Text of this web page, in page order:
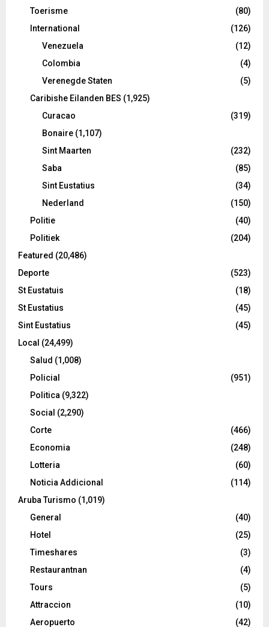
Toerisme
(80)
International
(126)
Venezuela
(12)
Colombia
(4)
Verenegde Staten
(5)
Caribishe Eilanden BES (1,925)
Curacao
(319)
Bonaire (1,107)
Sint Maarten
(232)
Saba
(85)
Sint Eustatius
(34)
Nederland
(150)
Politie
(40)
Politiek
(204)
Featured (20,486)
Deporte
(523)
St Eustatuis
(18)
St Eustatius
(45)
Sint Eustatius
(45)
Local (24,499)
Salud (1,008)
Policial
(951)
Politica (9,322)
Social (2,290)
Corte
(466)
Economia
(248)
Lotteria
(60)
Noticia Addicional
(114)
Aruba Turismo (1,019)
General
(40)
Hotel
(25)
Timeshares
(3)
Restaurantnan
(4)
Tours
(5)
Attraccion
(10)
Aeropuerto
(42)